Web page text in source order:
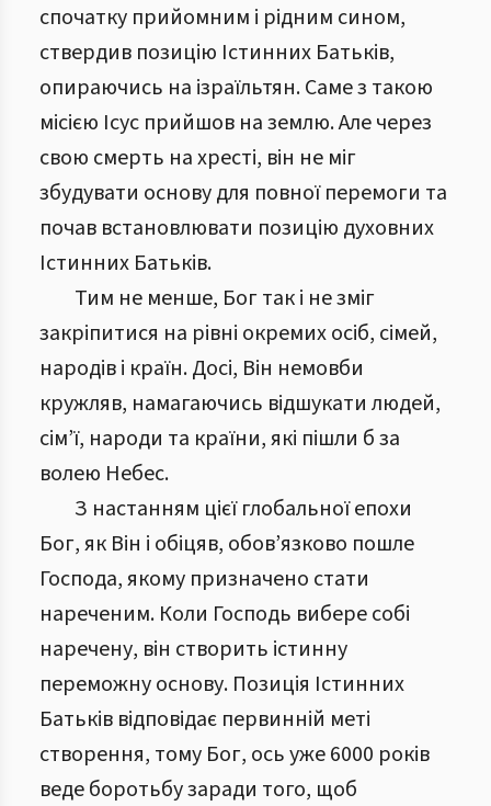
спочатку прийомним і рідним сином,
ствердив позицію Істинних Батьків,
опираючись на ізраїльтян. Саме з такою
місією Ісус прийшов на землю. Але через
свою смерть на хресті, він не міг
збудувати основу для повної перемоги та
почав встановлювати позицію духовних
Істинних Батьків.
Тим не менше, Бог так і не зміг
закріпитися на рівні окремих осіб, сімей,
народів і країн. Досі, Він немовби
кружляв, намагаючись відшукати людей,
сім’ї, народи та країни, які пішли б за
волею Небес.
З настанням цієї глобальної епохи
Бог, як Він і обіцяв, обов’язково пошле
Господа, якому призначено стати
нареченим. Коли Господь вибере собі
наречену, він створить істинну
переможну основу. Позиція Істинних
Батьків відповідає первинній меті
створення, тому Бог, ось уже 6000 років
веде боротьбу заради того, щоб